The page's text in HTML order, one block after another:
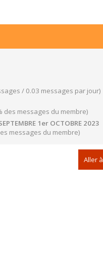
/ 0.03 messages par jour)
des messages du membre)
1er OCTOBRE 2023
messages du membre)
Aller à